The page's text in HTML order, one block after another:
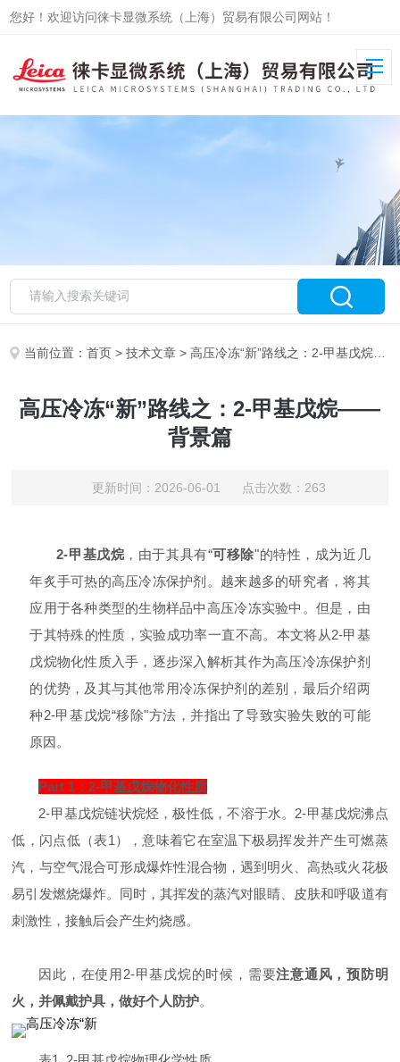
您好！欢迎访问徕卡显微系统（上海）贸易有限公司网站！
当前位置：首页 >技术文章 > 高压冷冻“新”路线之：2-甲基戊烷——背景篇
高压冷冻“新”路线之：2-甲基戊烷——
背景篇
更新时间：2026-06-01 点击次数：263
2-甲基戊烷， 由于其具有“可移除"的特性，成为近几
年炙手可热的高压冷冻保护剂。越来越多的研究者，将其
应用于各种类型的生物样品中高压冷冻实验中。但是，由
于其特殊的性质，实验成功率一直不高。本文将从2-甲基
戊烷物化性质入手，逐步深入解析其作为高压冷冻保护剂
的优势，及其与其他常用冷冻保护剂的差别，最后介绍两
种2-甲基戊烷“移除"方法，并指出了导致实验失败的可能
原因。
Part 1：2-甲基戊烷物化性质
2-甲基戊烷链状烷烃，极性低，不溶于水。2-甲基戊烷沸点
低，闪点低（表1），意味着它在室温下极易挥发并产生可燃蒸
汽，与空气混合可形成爆炸性混合物，遇到明火、高热或火花极
易引发燃烧爆炸。同时，其挥发的蒸汽对眼睛、皮肤和呼吸道有
刺激性，接触后会产生灼烧感。
因此，在使用2-甲基戊烷的时候，需要注意通风，预防明
火，并佩戴护具，做好个人防护。